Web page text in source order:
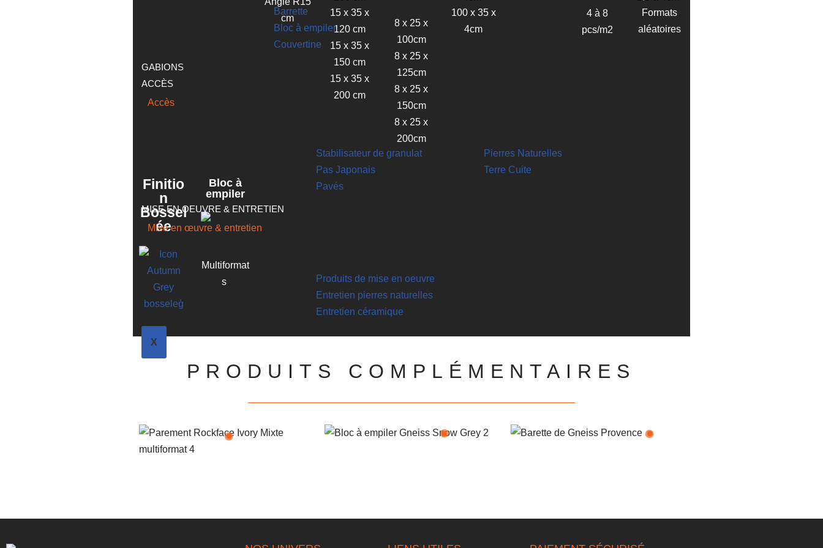
Barrette
Bloc à empiler
Couvertine
GABIONS
ACCÈS
Accès
Stabilisateur de granulat
Pas Japonais
Pavés
Pierres Naturelles
Terre Cuite
MISE EN OEUVRE & ENTRETIEN
Mise en œuvre & entretien
Produits de mise en oeuvre
Entretien pierres naturelles
Entretien céramique
X
cm
15 x 35 x
120 cm
15 x 35 x
150 cm
15 x 35 x
200 cm
8 x 25 x
100cm
8 x 25 x
125cm
8 x 25 x
150cm
8 x 25 x
200cm
100 x 35 x
4cm
4 à 8
pcs/m2
Formats
aléatoires
Finitio
n
Bossel
ée
Bloc à
empiler
Multiformat
s
PRODUITS COMPLÉMENTAIRES